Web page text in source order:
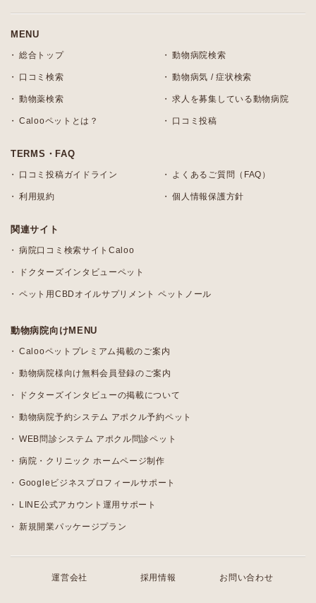
MENU
総合トップ 動物病院検索
口コミ検索 動物病気 / 症状検索
動物薬検索 求人を募集している動物病院
Calooペットとは？ 口コミ投稿
TERMS・FAQ
口コミ投稿ガイドライン よくあるご質問（FAQ）
利用規約 個人情報保護方針
関連サイト
病院口コミ検索サイトCaloo
ドクターズインタビューペット
ペット用CBDオイルサプリメント ペットノール
動物病院向けMENU
Calooペットプレミアム掲載のご案内
動物病院様向け無料会員登録のご案内
ドクターズインタビューの掲載について
動物病院予約システム アポクル予約ペット
WEB問診システム アポクル問診ペット
病院・クリニック ホームページ制作
Googleビジネスプロフィールサポート
LINE公式アカウント運用サポート
新規開業パッケージプラン
運営会社 採用情報 お問い合わせ